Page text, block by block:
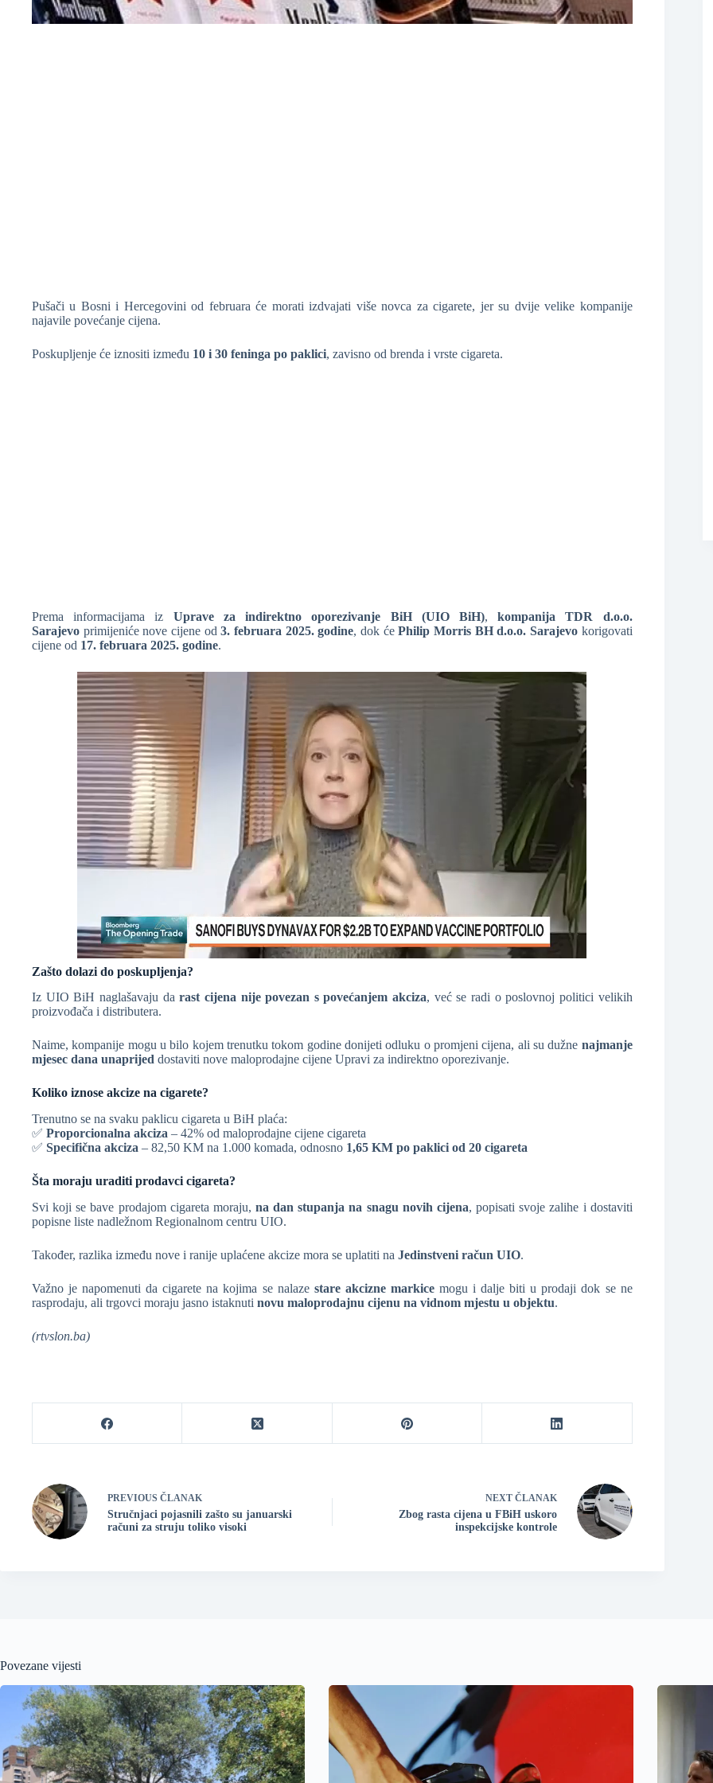
Pušači u Bosni i Hercegovini od februara će morati izdvajati više novca za cigarete, jer su dvije velike kompanije
najavile povećanje cijena.
Poskupljenje će iznositi između 10 i 30 feninga po paklici, zavisno od brenda i vrste cigareta.
Prema informacijama iz Uprave za indirektno oporezivanje BiH (UIO BiH),kompanija TDR d.o.o.
Sarajevo primijeniće nove cijene od3. februara 2025. godine, dok ćePhilip Morris BH d.o.o. Sarajevo korigovati
cijene od 17. februara 2025. godine.
Zašto dolazi do poskupljenja?
Iz UIO BiH naglašavaju darast cijena nije povezan s povećanjem akciza, već se radi o poslovnoj politici velikih
proizvođača i distributera.
Naime, kompanije mogu u bilo kojem trenutku tokom godine donijeti odluku o promjeni cijena, ali su dužne najmanje
mjesec dana unaprijed dostaviti nove maloprodajne cijene Upravi za indirektno oporezivanje.
Koliko iznose akcize na cigarete?
Trenutno se na svaku paklicu cigareta u BiH plaća:
✅ Proporcionalna akciza – 42% od maloprodajne cijene cigareta
✅ Specifična akciza – 82,50 KM na 1.000 komada, odnosno 1,65 KM po paklici od 20 cigareta
Šta moraju uraditi prodavci cigareta?
Svi koji se bave prodajom cigareta moraju,na dan stupanja na snagu novih cijena, popisati svoje zalihe i dostaviti
popisne liste nadležnom Regionalnom centru UIO.
Također, razlika između nove i ranije uplaćene akcize mora se uplatiti na Jedinstveni račun UIO.
Važno je napomenuti da cigarete na kojima se nalaze stare akcizne markicemogu i dalje biti u prodaji dok se ne
rasprodaju, ali trgovci moraju jasno istaknuti novu maloprodajnu cijenu na vidnom mjestu u objektu.
(rtvslon.ba)
PREVIOUS ČLANAK
Stručnjaci pojasnili zašto su januarski
računi za struju toliko visoki
NEXT ČLANAK
Zbog rasta cijena u FBiH uskoro
inspekcijske kontrole
Povezane vijesti